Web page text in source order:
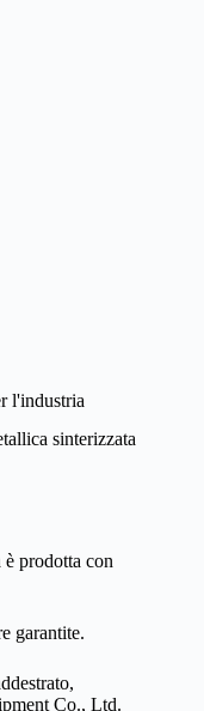
l'industria
sinterizzata
è prodotta con
garantite.
Co., Ltd.